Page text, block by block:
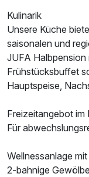
Ausstattung
Für 7 Tage
Doppelzimmer
Kulinarik
Unsere Küche
saisonalen und
JUFA
Frühstücksbuffet
Hauptspeise,
Freizeitangebot im
Für
Wellnessanlage
2-bahnige